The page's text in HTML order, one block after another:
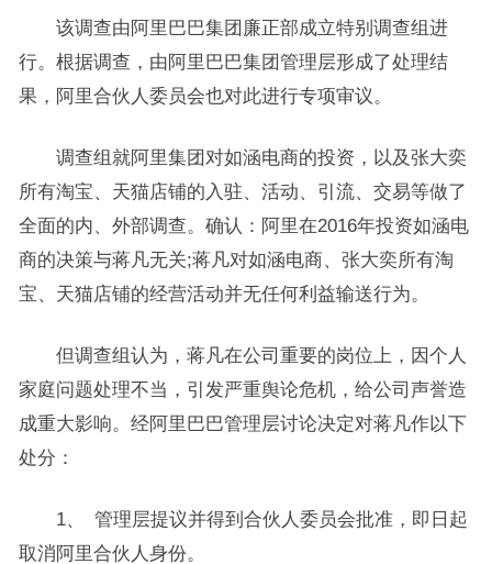
该调查由阿里巴巴集团廉正部成立特别调查组进
行。根据调查，由阿里巴巴集团管理层形成了处理结
果，阿里合伙人委员会也对此进行专项审议。
调查组就阿里集团对如涵电商的投资，以及张大奕
所有淘宝、天猫店铺的入驻、活动、引流、交易等做了
全面的内、外部调查。确认：阿里在2016年投资如涵电
商的决策与蒋凡无关;蒋凡对如涵电商、张大奕所有淘
宝、天猫店铺的经营活动并无任何利益输送行为。
但调查组认为，蒋凡在公司重要的岗位上，因个人
家庭问题处理不当，引发严重舆论危机，给公司声誉造
成重大影响。经阿里巴巴管理层讨论决定对蒋凡作以下
处分：
1、 管理层提议并得到合伙人委员会批准，即日起
取消阿里合伙人身份。